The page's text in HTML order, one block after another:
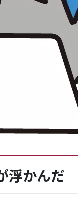
浮かんだ